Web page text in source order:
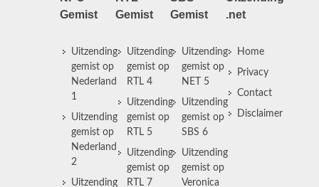
Gemist
Uitzending
gemist op
Nederland
1
Uitzending
gemist op
Nederland
2
Uitzending
Gemist
Uitzending
gemist op
RTL 4
Uitzending
gemist op
RTL 5
Uitzending
gemist op
RTL 7
Gemist
Uitzending
gemist op
NET 5
Uitzending
gemist op
SBS 6
Uitzending
gemist op
Veronica
.net
Home
Privacy
Contact
Disclaimer